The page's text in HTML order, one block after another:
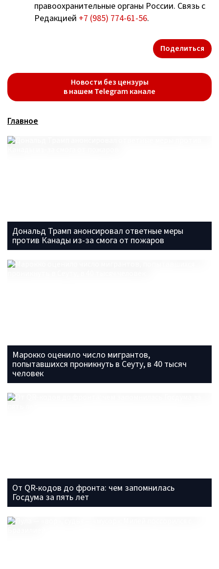
правоохранительные органы России. Связь с
Редакцией +7 (985) 774-61-56.
Поделиться
Новости без цензуры
в нашем Telegram канале
Главное
Дональд Трамп анонсировал ответные меры
против Канады из-за смога от пожаров
Марокко оценило число мигрантов,
попытавшихся проникнуть в Сеуту, в 40 тысяч
человек
От QR-кодов до фронта: чем запомнилась
Госдума за пять лет